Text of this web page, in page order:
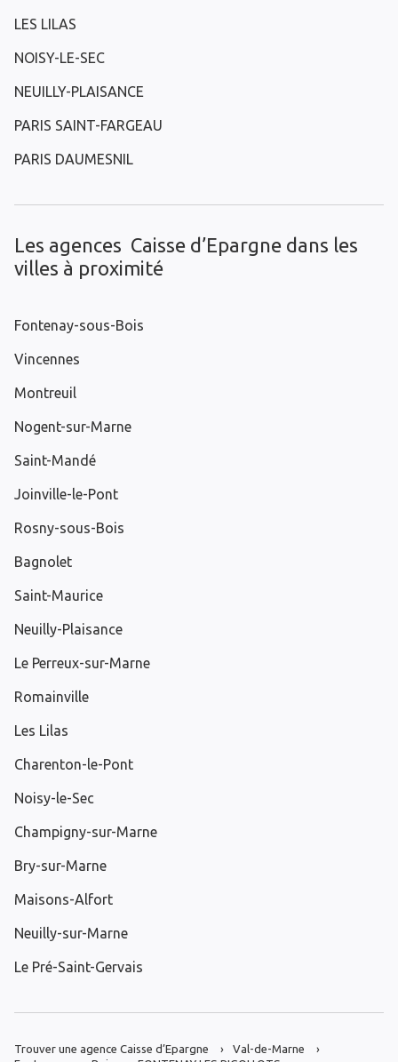
LES LILAS
NOISY-LE-SEC
NEUILLY-PLAISANCE
PARIS SAINT-FARGEAU
PARIS DAUMESNIL
Les agences Caisse d’Epargne dans les
villes à proximité
Fontenay-sous-Bois
Vincennes
Montreuil
Nogent-sur-Marne
Saint-Mandé
Joinville-le-Pont
Rosny-sous-Bois
Bagnolet
Saint-Maurice
Neuilly-Plaisance
Le Perreux-sur-Marne
Romainville
Les Lilas
Charenton-le-Pont
Noisy-le-Sec
Champigny-sur-Marne
Bry-sur-Marne
Maisons-Alfort
Neuilly-sur-Marne
Le Pré-Saint-Gervais
Trouver une agence Caisse d’Epargne
Val-de-Marne